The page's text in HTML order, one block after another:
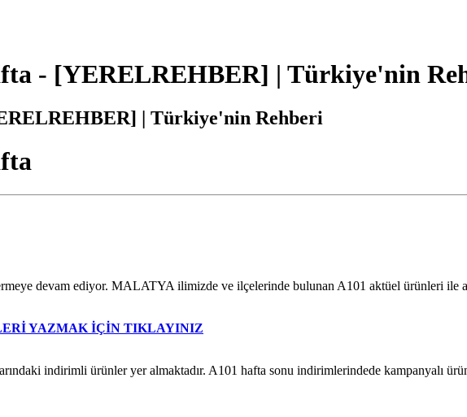
- [YERELREHBER] | Türkiye'nin
| Türkiye'nin Rehberi
devam ediyor. MALATYA ilimizde ve ilçelerinde bulunan A101 aktüel ürünleri ile
YAZMAK İÇİN TIKLAYINIZ
indirimli ürünler yer almaktadır. A101 hafta sonu indirimlerindede kampanyalı